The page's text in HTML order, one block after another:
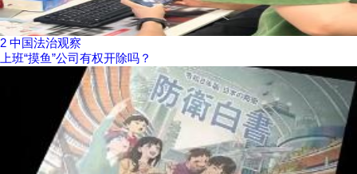
2 中国法治观察
上班“摸鱼”公司有权开除吗？